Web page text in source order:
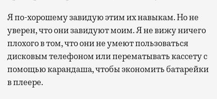
Я по-хорошему завидую этим их навыкам. Но не
уверен, что они завидуют моим. Я не вижу ничего
плохого в том, что они не умеют пользоваться
дисковым телефоном или перематывать кассету с
помощью карандаша, чтобы экономить батарейки
в плеере.